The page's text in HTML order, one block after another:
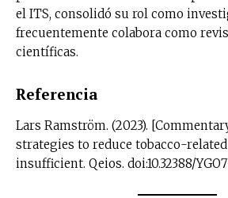
el ITS, consolidó su rol como
frecuentemente colabora como
científicas.
Referencia
Lars Ramström. (2023).
strategies to reduce tobacco-
insufficient. Qeios. doi:10.32388/